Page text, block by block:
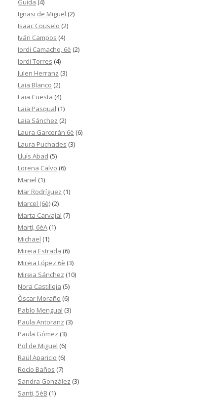
Guida (4)
Ignasi de Miguel (2)
Isaac Couselo (2)
Iván Campos (4)
Jordi Camacho, 6è (2)
Jordi Torres (4)
Julen Herranz (3)
Laia Blanco (2)
Laia Cuesta (4)
Laia Pasqual (1)
Laia Sánchez (2)
Laura Garcerán 6è (6)
Laura Puchades (3)
Lluís Abad (5)
Lorena Calvo (6)
Manel (1)
Mar Rodríguez (1)
Marcel (6è) (2)
Marta Carvajal (7)
Martí, 6èA (1)
Michael (1)
Mireia Estrada (6)
Mireia López 6è (3)
Mireia Sánchez (10)
Nora Castilleja (5)
Òscar Moraño (6)
Pablo Mengual (3)
Paula Antoranz (3)
Paula Gómez (3)
Pol de Miguel (6)
Raül Aparicio (6)
Rocío Baños (7)
Sandra Gonzàlez (3)
Santi, 5èB (1)